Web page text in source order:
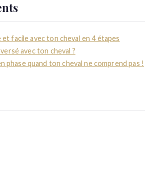
facile avec ton cheval en 4 étapes
avec ton cheval ?
phase quand ton cheval ne comprend pas !